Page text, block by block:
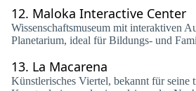
12. Maloka Interactive Center
Wissenschaftsmuseum mit interaktiven
Planetarium, ideal für Bildungs- und
13. La Macarena
Künstlerisches Viertel, bekannt für seine